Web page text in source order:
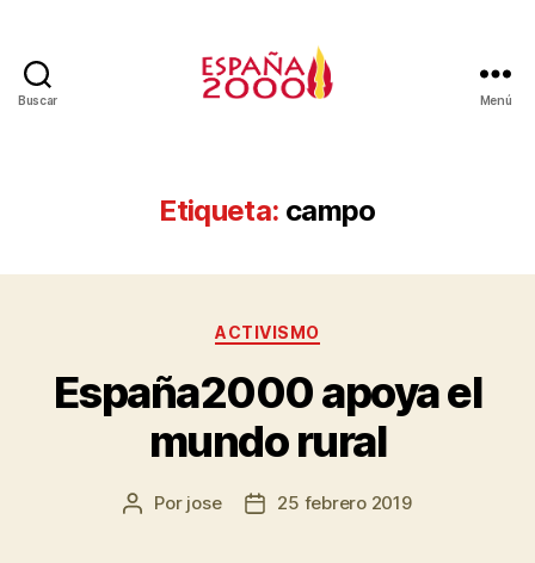
Buscar Menú
Etiqueta: campo
ACTIVISMO
España2000 apoya el
mundo rural
Por jose 25 febrero 2019